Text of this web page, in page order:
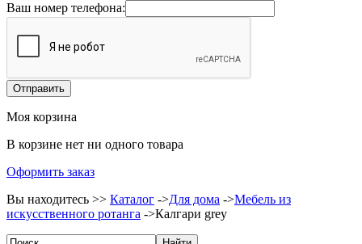
Ваш номер телефона:
Моя корзина
В корзине нет ни одного товара
Оформить заказ
Вы находитесь >> Каталог ->Для дома ->Мебель из
искусственного ротанга ->Калгари grey